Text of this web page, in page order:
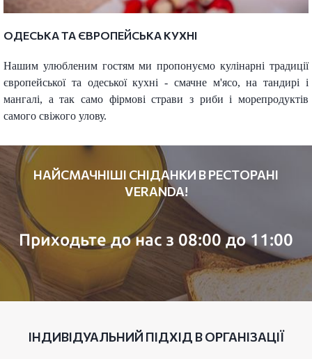
ОДЕСЬКА ТА ЄВРОПЕЙСЬКА КУХНІ
Нашим улюбленим гостям ми пропонуємо кулінарні традиції
європейської та одеської кухні - смачне м'ясо, на тандирі і
мангалі, а так само фірмові страви з риби і морепродуктів
самого свіжого улову.
НАЙСМАЧНІШІ СНІДАНКИ В РЕСТОРАНІ
VERANDA!
Приходьте до нас з 08:00 до 11:00
ІНДИВІДУАЛЬНИЙ ПІДХІД В ОРГАНІЗАЦІЇ